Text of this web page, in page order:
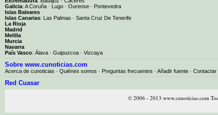
Galicia: A Coruña · Lugo · Ourense · Pontevedra
Islas Baleares
Islas Canarias: Las Palmas · Santa Cruz De Tenerife
La Rioja
Madrid
Melilla
Murcia
Navarra
País Vasco: Álava · Guipuzcoa · Vizcaya
Sobre www.cunoticias.com
Acerca de cunoticias · Quiénes somos · Preguntas frecuentes · Añadir fuente · Contactar
Red Cuasar
© 2006 - 2013 www.cunoticias.com